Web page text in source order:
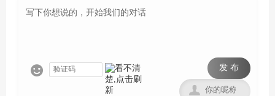
 发 布
